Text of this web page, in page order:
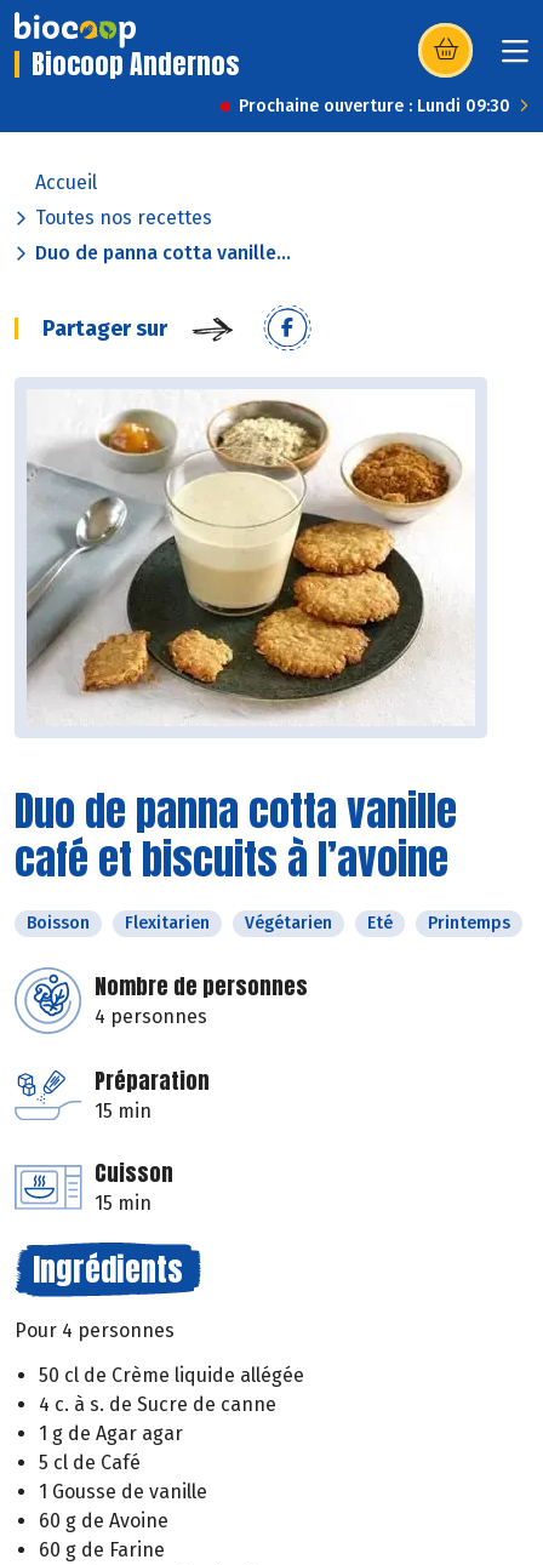
Biocoop Andernos (s’ouvre dans
Prochaine ouverture : Lundi 09:30
Accueil
Toutes nos recettes
Duo de panna cotta vanille...
Partager sur
Duo de panna cotta vanille
café et biscuits à l’avoine
Boisson Flexitarien Végétarien Eté Printemps
Nombre de personnes
4 personnes
Préparation
15 min
Cuisson
15 min
Ingrédients
Pour 4 personnes
50 cl de Crème liquide allégée
4 c. à s. de Sucre de canne
1 g de Agar agar
5 cl de Café
1 Gousse de vanille
60 g de Avoine
60 g de Farine